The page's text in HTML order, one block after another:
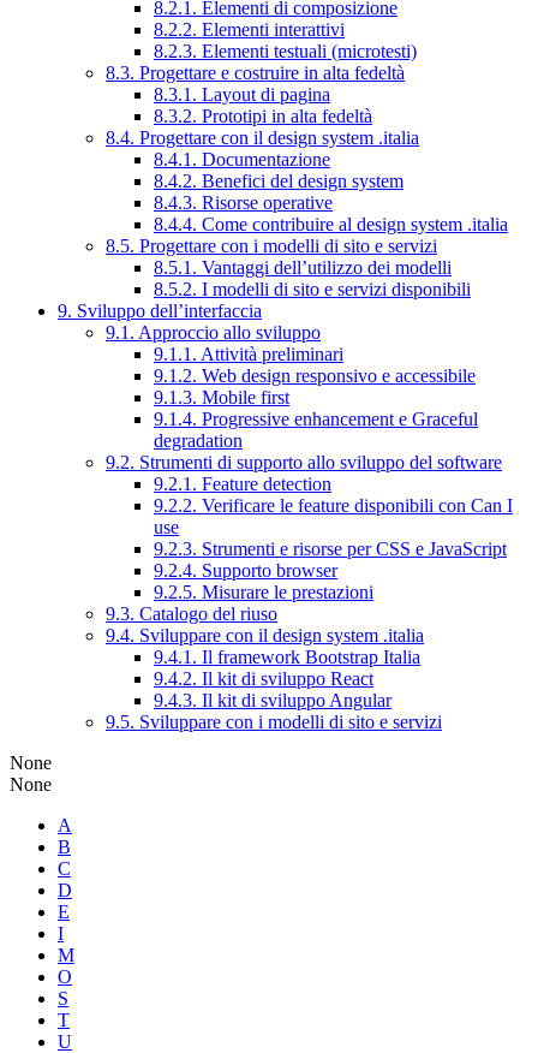
8.2.1. Elementi di composizione
8.2.2. Elementi interattivi
8.2.3. Elementi testuali (microtesti)
8.3. Progettare e costruire in alta fedeltà
8.3.1. Layout di pagina
8.3.2. Prototipi in alta fedeltà
8.4. Progettare con il design system .italia
8.4.1. Documentazione
8.4.2. Benefici del design system
8.4.3. Risorse operative
8.4.4. Come contribuire al design system .italia
8.5. Progettare con i modelli di sito e servizi
8.5.1. Vantaggi dell’utilizzo dei modelli
8.5.2. I modelli di sito e servizi disponibili
9. Sviluppo dell’interfaccia
9.1. Approccio allo sviluppo
9.1.1. Attività preliminari
9.1.2. Web design responsivo e accessibile
9.1.3. Mobile first
9.1.4. Progressive enhancement e Graceful
degradation
9.2. Strumenti di supporto allo sviluppo del software
9.2.1. Feature detection
9.2.2. Verificare le feature disponibili con Can I
use
9.2.3. Strumenti e risorse per CSS e JavaScript
9.2.4. Supporto browser
9.2.5. Misurare le prestazioni
9.3. Catalogo del riuso
9.4. Sviluppare con il design system .italia
9.4.1. Il framework Bootstrap Italia
9.4.2. Il kit di sviluppo React
9.4.3. Il kit di sviluppo Angular
9.5. Sviluppare con i modelli di sito e servizi
None
None
A
B
C
D
E
I
M
O
S
T
U